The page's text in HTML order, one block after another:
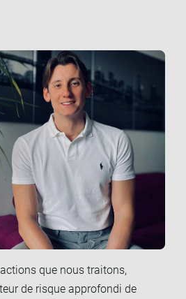
que nous traitons,
de risque approfondi de